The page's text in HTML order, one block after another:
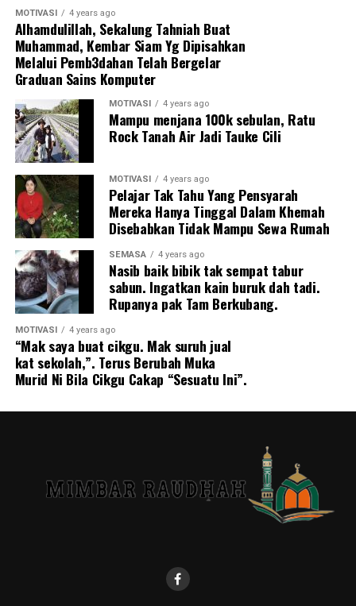
MOTIVASI 4 years ago
Alhamdulillah, Sekalung Tahniah Buat
Muhammad, Kembar Siam Yg Dipisahkan
Melalui Pemb3dahan Telah Bergelar
Graduan Sains Komputer
MOTIVASI 4 years ago
Mampu menjana 100k sebulan, Ratu
Rock Tanah Air Jadi Tauke Cili
MOTIVASI 4 years ago
Pelajar Tak Tahu Yang Pensyarah
Mereka Hanya Tinggal Dalam Khemah
Disebabkan Tidak Mampu Sewa Rumah
SEMASA 4 years ago
Nasib baik bibik tak sempat tabur
sabun. Ingatkan kain buruk dah tadi.
Rupanya pak Tam Berkubang.
MOTIVASI 4 years ago
“Mak saya buat cikgu. Mak suruh jual
kat sekolah,”. Terus Berubah Muka
Murid Ni Bila Cikgu Cakap “Sesuatu Ini”.